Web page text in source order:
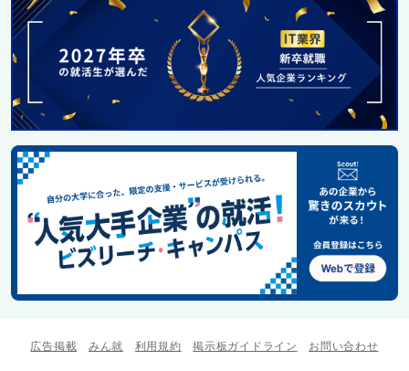
広告掲載 みん就 利用規約 掲示板ガイドライン お問い合わせ